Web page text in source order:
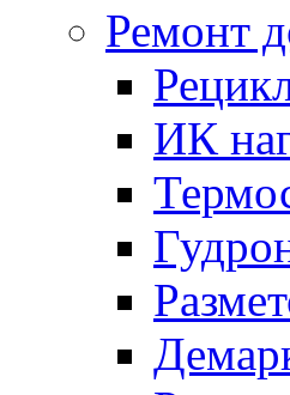
Ремонт
ИК